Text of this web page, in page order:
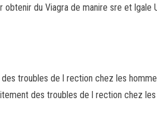
du Viagra de manire sre et lgale
troubles de l rection chez les
des troubles de l rection chez